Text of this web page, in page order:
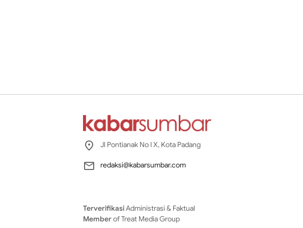
Jl Pontianak No I X, Kota Padang
redaksi@kabarsumbar.com
TerverifikasiAdministrasi & Faktual
Memberof Treat Media Group